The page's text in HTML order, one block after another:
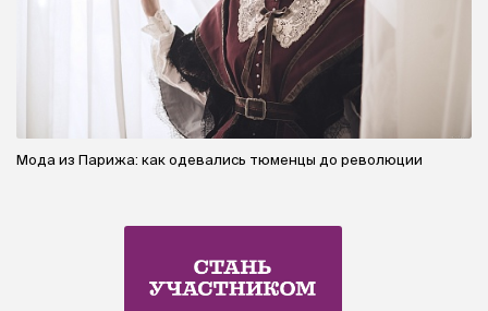
Мода из Парижа: как одевались тюменцы до революции